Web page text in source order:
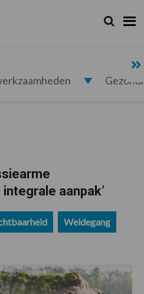
Zoeken...
Zoek
aanpak’
Weidegang